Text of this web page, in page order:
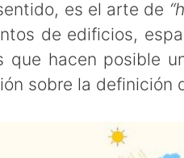
es el arte de
de edificios,
que hacen posible
sobre la definición